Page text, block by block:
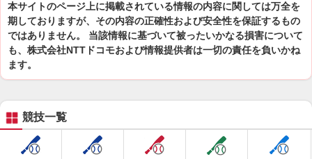
本サイトのページ上に掲載されている情報の内容に関しては万全を
期しておりますが、その内容の正確性および安全性を保証するもの
ではありません。 当該情報に基づいて被ったいかなる損害について
も、株式会社NTTドコモおよび情報提供者は一切の責任を負いかね
ます。
競技一覧